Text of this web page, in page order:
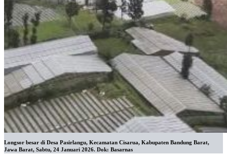
Longsor besar di Desa Pasirlangu, Kecamatan Cisarua, Kabupaten Bandung Barat,
Jawa Barat, Sabtu, 24 Januari 2026. Dok: Basarnas